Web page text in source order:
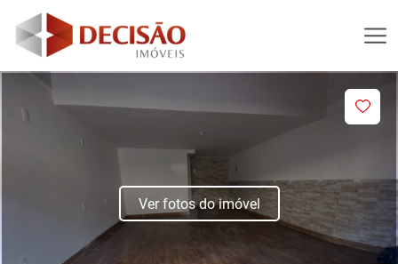
Ver fotos do imóvel